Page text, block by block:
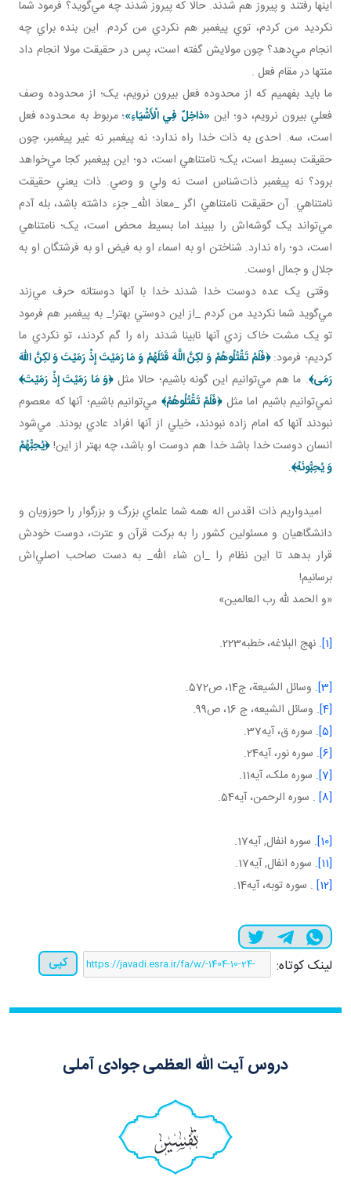
اينها رفتند و پيروز هم شدند. حالا که پيروز شدند چه مي‌گويد؟ فرمود شما
نکرديد من کردم، توي پيغمبر هم نکردي من کردم. اين بنده براي چه
انجام مي‌دهد؟ چون مولايش گفته است، پس در حقيقت مولا انجام داد
منتها در مقام فعل .
ما بايد بفهميم که از محدوده فعل بيرون نرويم، يک؛ از محدوده وصف
فعلي بيرون نرويم، دو؛ اين «دَاخِلٌ فِي الْأَشْيَاءِ»؛ مربوط به محدوده فعل
است، سه. احدی به ذات خدا راه ندارد؛ نه پيغمبر نه غير پيغمبر، چون
حقيقت بسيط است، يک؛ نامتناهي است، دو؛ اين پيغمبر کجا مي‌خواهد
برود؟ نه پيغمبر ذات‌شناس است نه ولي و وصي. ذات يعني حقيقت
نامتناهي. آن حقيقت نامتناهي اگر _معاذ الله_ جزء داشته باشد، بله آدم
مي‌تواند يک گوشه‌اش را ببيند اما بسيط محض است، يک؛ نامتناهي
است، دو؛ راه ندارد. شناختن او به اسماء او به فيض او به فرشتگان او به
جلال و جمال اوست.
وقتی يک عده دوست خدا شدند خدا با آنها دوستانه حرف مي‌زند
مي‌گويد شما نکرديد من کردم _از اين دوستي بهتر!_ به پيغمبر هم فرمود
تو يک مشت خاک زدي آنها نابينا شدند راه را گم کردند، تو نکردي ما
کرديم؛ فرمود:﴿فَلَمْ تَقْتُلُوهُمْ وَ لكِنَّ اللَّهَ قَتَلَهُمْ وَ مَا رَمَيْتَ إِذْ رَمَيْتَ وَ لكِنَّ اللّهَ
رَمَی﴾. ما هم مي‌توانيم اين‌ گونه باشيم؛ حالا مثل﴿وَ مَا رَمَيْتَ إِذْ رَمَيْتَ﴾
نمي‌توانيم باشيم اما مثل﴿فَلَمْ تَقْتُلُوهُمْ﴾ مي‌توانيم باشيم؛ آنها که معصوم
نبودند آنها که امام زاده نبودند، خيلي از آنها افراد عادي بودند. مي‌شود
انسان دوست خدا باشد خدا هم دوست او باشد، چه بهتر از اين!﴿يُحِبُّهُمْ
وَ يُحِبُّونَهُ﴾.
اميدواريم ذات اقدس اله همه شما علماي بزرگ و بزرگوار را حوزويان و
دانشگاهيان و مسئولين کشور را به برکت قرآن و عترت، دوست خودش
قرار بدهد تا اين نظام را _ان شاء الله_ به دست صاحب اصلي‌اش
برسانيم!
«و الحمد لله رب العالمين»
[1] . نهج البلاغه، خطبه223.
[3]
. وسائل الشيعة، ج‌14، ص572.
[4] . وسائل الشيعه، ج 16، ص99.
[5] . سوره ق، آيه37.
[6] . سوره نور، آيه24.
[7] . سوره ملک، آيه11.
[8]
. سوره الرحمن، آيه54.
[10]
. سوره انفال, آيه17.
[11]
. سوره انفال, آيه17.
[12]
. سوره توبه، آيه14.
لینک کوتاه: کپی
دروس آیت الله العظمی جوادی آملی
تفسیر